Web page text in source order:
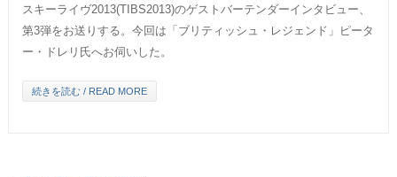
スキーライヴ2013(TIBS2013)のゲストバーテンダーインタビュー、
第3弾をお送りする。今回は「ブリティッシュ・レジェンド」ピータ
ー・ドレリ氏へお伺いした。
続きを読む / READ MORE